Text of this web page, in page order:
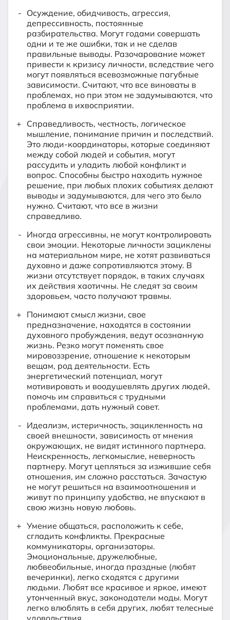
Осуждение, обидчивость, агрессия,
депрессивность, постоянные
разбирательства. Могут годами совершать
одни и те же ошибки, так и не сделав
правильные выводы. Разочарование может
привести к кризису личности, вследствие чего
могут появляться всевозможные пагубные
зависимости. Считают, что все виноваты в
проблемах, но при этом не задумываются, что
проблема в ихвосприятии.
Справедливость, честность, логическое
мышление, понимание причин и последствий.
Это люди-координаторы, которые соединяют
между собой людей и события, могут
рассудить и уладить любой конфликт и
вопрос. Способны быстро находить нужное
решение, при любых плохих событиях делают
выводы и задумываются, для чего это было
нужно. Считают, что все в жизни
справедливо.
Иногда агрессивны, не могут контролировать
свои эмоции. Некоторые личности зациклены
на материальном мире, не хотят развиваться
духовно и даже сопротивляются этому. В
жизни отсутствует порядок, в таких случаях
их действия хаотичны. Не следят за своим
здоровьем, часто получают травмы.
Понимают смысл жизни, свое
предназначение, находятся в состоянии
духовного пробуждения, ведут осознанную
жизнь. Резко могут поменять свое
мировоззрение, отношение к некоторым
вещам, род деятельности. Есть
энергетический потенциал, могут
мотивировать и воодушевлять других людей,
помочь им справиться с трудными
проблемами, дать нужный совет.
Идеализм, истеричность, зацикленность на
своей внешности, зависимость от мнения
окружающих, не видят истинного партнера.
Неискренность, легкомыслие, неверность
партнеру. Могут цепляться за изжившие себя
отношения, им сложно расстаться. Зачастую
не могут решиться на взаимоотношения и
живут по принципу удобства, не впускают в
свою жизнь новую любовь.
Умение общаться, расположить к себе,
сгладить конфликты. Прекрасные
коммуникаторы, организаторы.
Эмоциональные, дружелюбные,
любвеобильные, иногда праздные (любят
вечеринки), легко сходятся с другими
людьми. Любят все красивое и яркое, имеют
утонченный вкус, законодатели моды. Могут
легко влюблять в себя других, любят телесные
удовольствия.